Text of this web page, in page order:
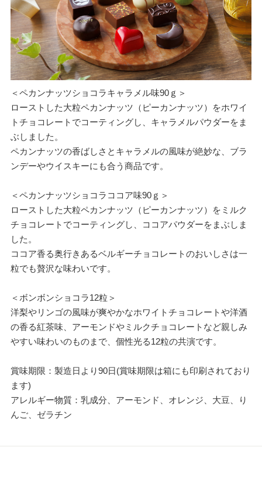
＜ペカンナッツショコラキャラメル味90ｇ＞
ローストした大粒ペカンナッツ（ピーカンナッツ）をホワイ
トチョコレートでコーティングし、キャラメルパウダーをま
ぶしました。
ペカンナッツの香ばしさとキャラメルの風味が絶妙な、ブラ
ンデーやウイスキーにも合う商品です。
＜ペカンナッツショコラココア味90ｇ＞
ローストした大粒ペカンナッツ（ピーカンナッツ）をミルク
チョコレートでコーティングし、ココアパウダーをまぶしま
した。
ココア香る奥行きあるベルギーチョコレートのおいしさは一
粒でも贅沢な味わいです。
＜ボンボンショコラ12粒＞
洋梨やリンゴの風味が爽やかなホワイトチョコレートや洋酒
の香る紅茶味、アーモンドやミルクチョコレートなど親しみ
やすい味わいのものまで、個性光る12粒の共演です。
賞味期限：製造日より90日(賞味期限は箱にも印刷されており
ます)
アレルギー物質：乳成分、アーモンド、オレンジ、大豆、り
んご、ゼラチン